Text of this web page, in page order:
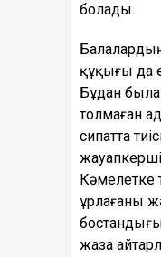
болады.
Балалардың
құқығы да
Бұдан
толмаған
сипатта
Кәмелетке
ұрлағаны
жаза